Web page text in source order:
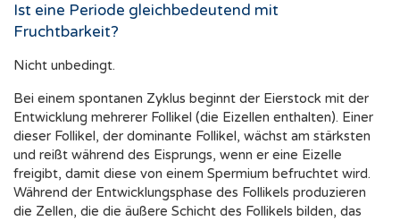
Ist eine Periode gleichbedeutend mit
Fruchtbarkeit?
Nicht unbedingt.
Bei einem spontanen Zyklus beginnt der Eierstock mit der
Entwicklung mehrerer Follikel (die Eizellen enthalten). Einer
dieser Follikel, der dominante Follikel, wächst am stärksten
und reißt während des Eisprungs, wenn er eine Eizelle
freigibt, damit diese von einem Spermium befruchtet wird.
Während der Entwicklungsphase des Follikels produzieren
die Zellen, die die äußere Schicht des Follikels bilden, das